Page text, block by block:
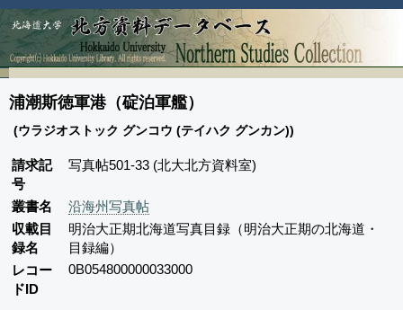
浦潮斯徳軍港（碇泊軍艦）
(ウラジオストック グンコウ (テイハク グンカン))
請求記
号
写真帖501-33 (北大北方資料室)
叢書名
沿海州写真帖
収載目
録名
明治大正期北海道写真目録（明治大正期の北海道・
目録編）
レコー
ドID
0B054800000033000